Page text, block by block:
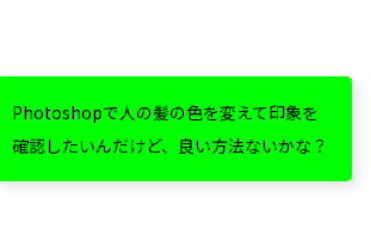
Photoshopで人の髪の色を変えて印象を
確認したいんだけど、良い方法ないかな？